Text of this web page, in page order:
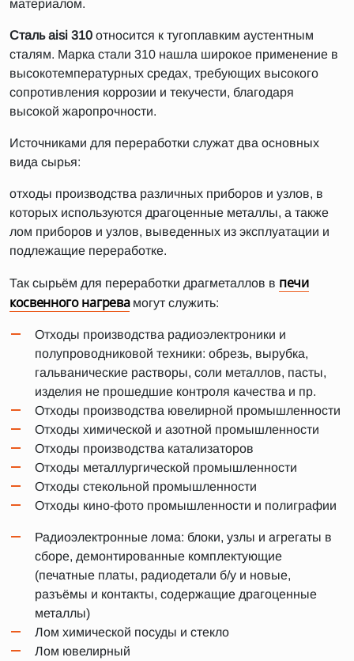
материалом.
Сталь aisi 310 относится к тугоплавким аустентным
сталям. Марка стали 310 нашла широкое применение в
высокотемпературных средах, требующих высокого
сопротивления коррозии и текучести, благодаря
высокой жаропрочности.
Источниками для переработки служат два основных
вида сырья:
отходы производства различных приборов и узлов, в
которых используются драгоценные металлы, а также
лом приборов и узлов, выведенных из эксплуатации и
подлежащие переработке.
Так сырьём для переработки драгметаллов в печи
косвенного нагревамогут служить:
Отходы производства радиоэлектроники и
полупроводниковой техники: обрезь, вырубка,
гальванические растворы, соли металлов, пасты,
изделия не прошедшие контроля качества и пр.
Отходы производства ювелирной промышленности
Отходы химической и азотной промышленности
Отходы производства катализаторов
Отходы металлургической промышленности
Отходы стекольной промышленности
Отходы кино-фото промышленности и полиграфии
Радиоэлектронные лома: блоки, узлы и агрегаты в
сборе, демонтированные комплектующие
(печатные платы, радиодетали б/у и новые,
разъёмы и контакты, содержащие драгоценные
металлы)
Лом химической посуды и стекло
Лом ювелирный